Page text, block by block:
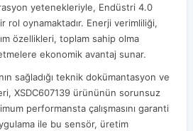
yetenekleriyle, Endüstri 4.0
rol oynamaktadır. Enerji verimliliği,
özellikleri, toplam sahip olma
ekonomik avantaj sunar.
sağladığı teknik dokümantasyon ve
XSDC607139 ürününün sorunsuz
performansta çalışmasını garanti
ile bu sensör, üretim